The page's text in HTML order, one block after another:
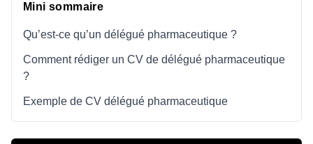
Mini sommaire
Qu’est-ce qu’un délégué pharmaceutique ?
Comment rédiger un CV de délégué pharmaceutique
?
Exemple de CV délégué pharmaceutique